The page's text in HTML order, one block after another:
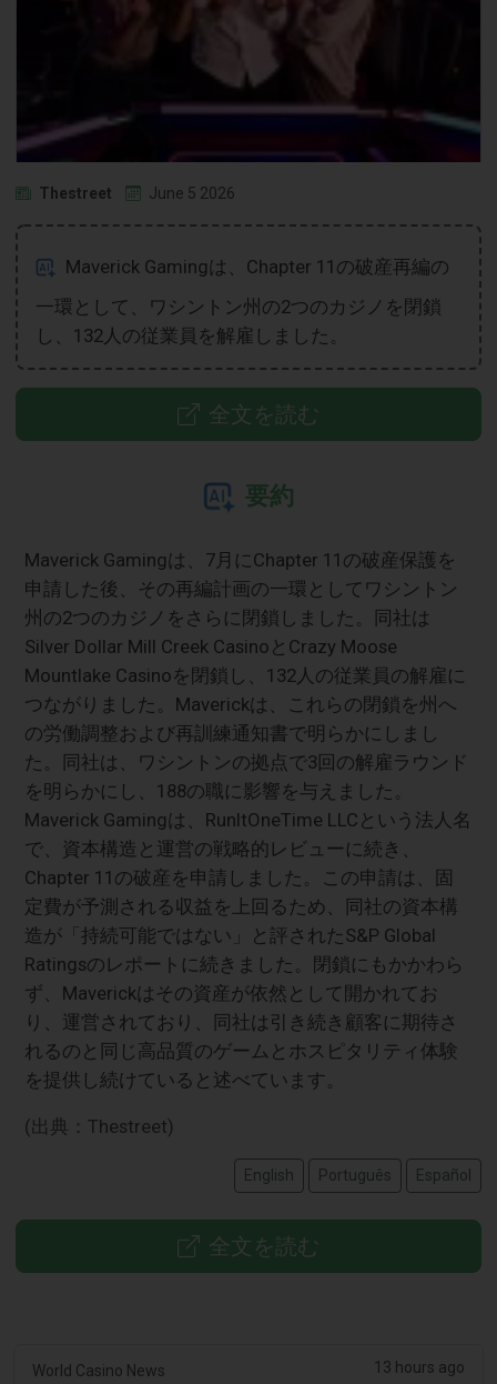
Thestreet June 5 2026
Maverick Gamingは、Chapter 11の破産再編の
一環として、ワシントン州の2つのカジノを閉鎖
し、132人の従業員を解雇しました。
全文を読む
要約
Maverick Gamingは、7月にChapter 11の破産保護を
申請した後、その再編計画の一環としてワシントン
州の2つのカジノをさらに閉鎖しました。同社は
Silver Dollar Mill Creek CasinoとCrazy Moose
Mountlake Casinoを閉鎖し、132人の従業員の解雇に
つながりました。Maverickは、これらの閉鎖を州へ
の労働調整および再訓練通知書で明らかにしまし
た。同社は、ワシントンの拠点で3回の解雇ラウンド
を明らかにし、188の職に影響を与えました。
Maverick Gamingは、RunItOneTime LLCという法人名
で、資本構造と運営の戦略的レビューに続き、
Chapter 11の破産を申請しました。この申請は、固
定費が予測される収益を上回るため、同社の資本構
造が「持続可能ではない」と評されたS&P Global
Ratingsのレポートに続きました。閉鎖にもかかわら
ず、Maverickはその資産が依然として開かれてお
り、運営されており、同社は引き続き顧客に期待さ
れるのと同じ高品質のゲームとホスピタリティ体験
を提供し続けていると述べています。
(出典：Thestreet)
English Português Español
全文を読む
World Casino News 13 hours ago